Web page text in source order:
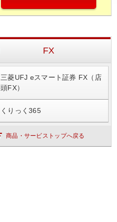
FX
三菱UFJ eスマート証券 FX（店
頭FX）
くりっく365
商品・サービストップへ戻る